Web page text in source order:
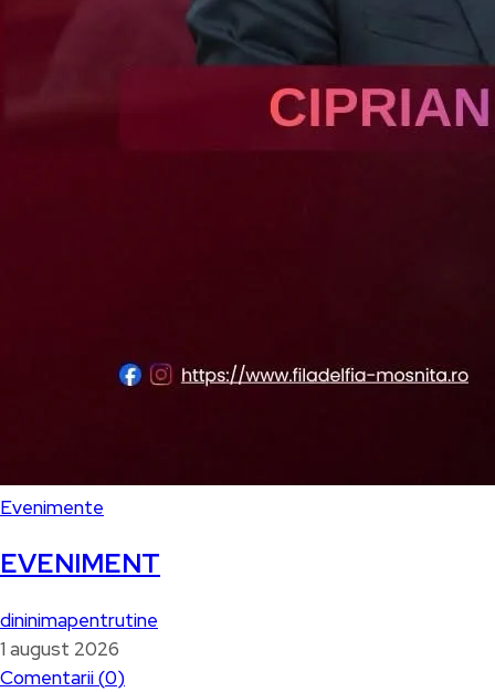
Evenimente
EVENIMENT
dininimapentrutine
1 august 2026
Comentarii (0)